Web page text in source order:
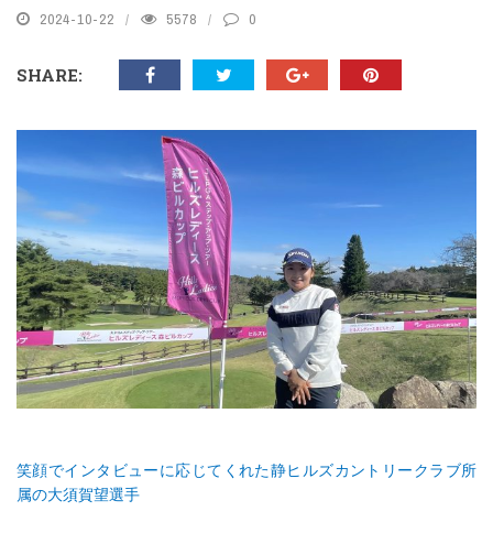
2024-10-22 5578 0
SHARE:
笑顔でインタビューに応じてくれた静ヒルズカントリークラブ所
属の大須賀望選手